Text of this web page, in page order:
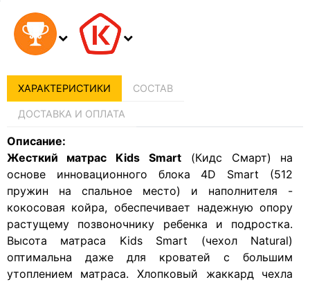
ХАРАКТЕРИСТИКИ СОСТАВ
ДОСТАВКА И ОПЛАТА
Описание:
Жесткий матрас Kids Smart (Кидс Смарт) на
основе инновационного блока 4D Smart (512
пружин на спальное место) и наполнителя -
кокосовая койра, обеспечивает надежную опору
растущему позвоночнику ребенка и подростка.
Высота матраса Kids Smart (чехол Natural)
оптимальна даже для кроватей с большим
утоплением матраса. Хлопковый жаккард чехла